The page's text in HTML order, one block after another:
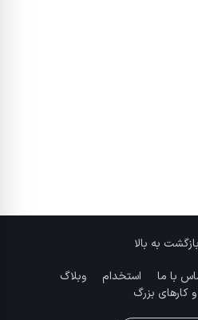
با ما استخدام
وبلاگ
بزرگ
بازگشت به بالا